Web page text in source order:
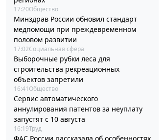
17:20Общество
Минздрав России обновил стандарт
медпомощи при преждевременном
половом развитии
17:02Социальная сфера
Выборочные рубки леса для
строительства рекреационных
объектов запретили
16:41 Общество
Сервис автоматического
аннулирования патентов за неуплату
запустят с 10 августа
16:19Труд